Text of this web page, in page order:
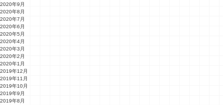
2020年9月
2020年8月
2020年7月
2020年6月
2020年5月
2020年4月
2020年3月
2020年2月
2020年1月
2019年12月
2019年11月
2019年10月
2019年9月
2019年8月